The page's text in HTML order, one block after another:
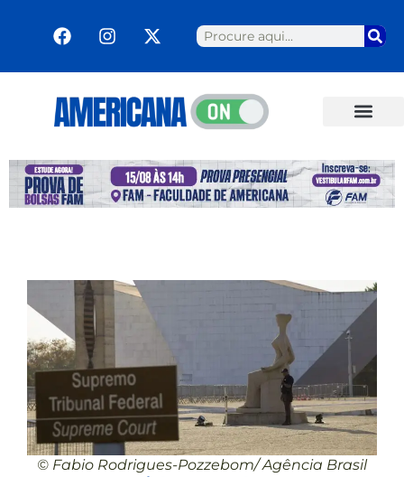
© Fabio Rodrigues-Pozzebom/ Agência Brasil